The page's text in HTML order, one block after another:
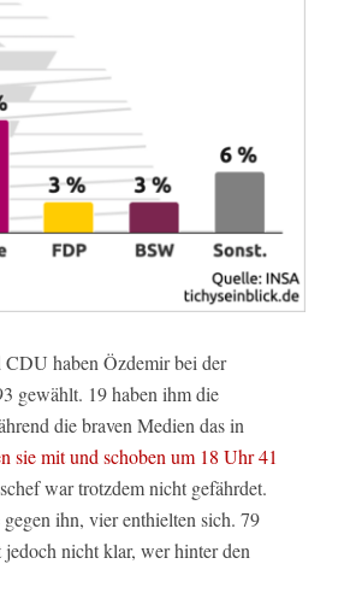
haben Özdemir bei der
gewählt. 19 haben ihm die
die braven Medien das in
sie mit und schoben um 18 Uhr 41
war trotzdem nicht gefährdet.
ihn, vier enthielten sich. 79
nicht klar, wer hinter den